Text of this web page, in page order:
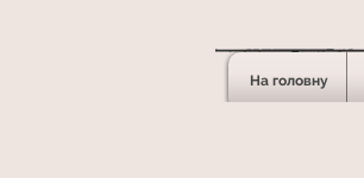
На головну